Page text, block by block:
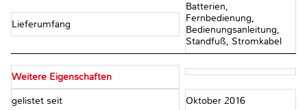
Lieferumfang
Batterien,
Fernbedienung,
Bedienungsanleitung,
Standfuß, Stromkabel
Weitere Eigenschaften
gelistet seit Oktober 2016